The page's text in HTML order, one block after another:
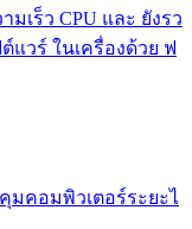
เร็ว CPU และ ยังรว
แวร์ ในเครื่องด้วย ฟ
มคอมพิวเตอร์ระยะไ